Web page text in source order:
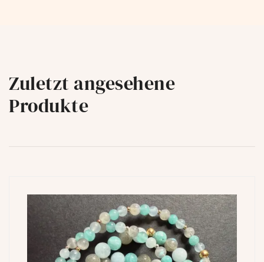
Zuletzt angesehene
Produkte